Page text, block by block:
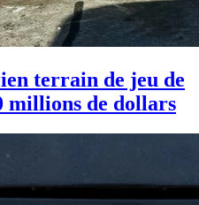
terrain de jeu de
millions de dollars